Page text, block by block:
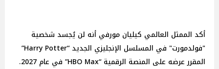
أكد الممثل العالمي كيليان مورفي أنه لن يُجسد شخصية
"فولدمورت" في المسلسل الإنجليزي الجديد “Harry Potter”
المقرر عرضه على المنصة الرقمية “HBO Max” في عام 2027.